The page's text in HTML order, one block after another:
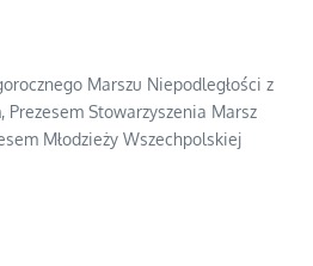
Marszu Niepodległości z
Stowarzyszenia Marsz
Młodzieży Wszechpolskiej